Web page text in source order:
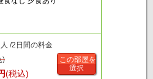
/2日間の料金
)
(税込)
この部屋を
選択